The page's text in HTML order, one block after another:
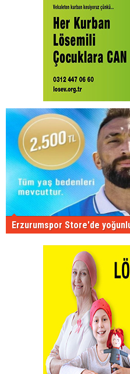
Erzurumspor Store'de